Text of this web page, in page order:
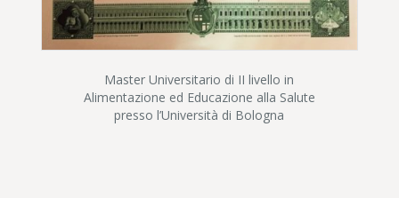
Master Universitario di II livello in
Alimentazione ed Educazione alla Salute
presso l’Università di Bologna